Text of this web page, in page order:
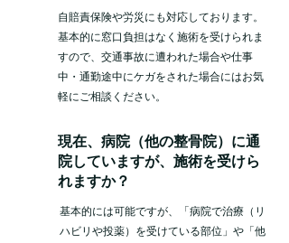
自賠責保険や労災にも対応しております。
基本的に窓口負担はなく施術を受けられま
すので、 交通事故に遭われた場合や仕事
中・通勤途中にケガをされた場合にはお気
軽にご相談ください。
現在、病院（他の整骨院）に通
院していますが、施術を受けら
れますか？
基本的には可能ですが、「病院で治療（リ
ハビリや投薬）を受けている部位」や「他